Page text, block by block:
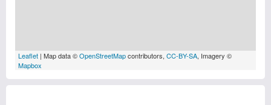
Leaflet | Map data ©OpenStreetMapcontributors, CC-BY-SA, Imagery ©
Mapbox